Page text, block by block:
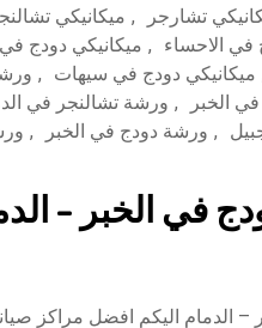
تشارجر , ميكانيكي
في الاحساء , ميكانيكي دودج في
ميكانيكي دودج في سيهات ,
الخبر , ورشة تشالنجر في
, ورشة دودج في الخبر ,
في الخبر –
الدمام اليكم افضل مراكز